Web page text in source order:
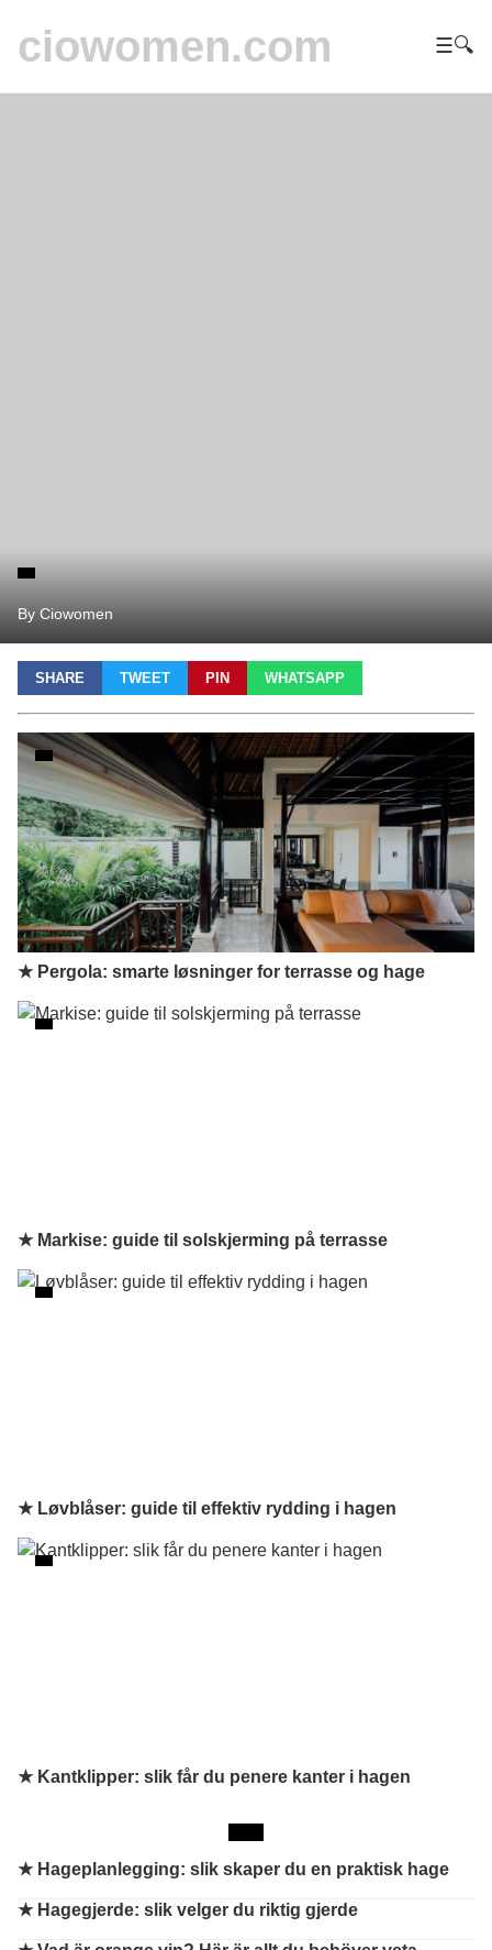
ciowomen.com ☰🔍
By Ciowomen
SHARE TWEET PIN WHATSAPP
★ Pergola: smarte løsninger for terrasse og hage
★ Markise: guide til solskjerming på terrasse
★ Løvblåser: guide til effektiv rydding i hagen
★ Kantklipper: slik får du penere kanter i hagen
★ Hageplanlegging: slik skaper du en praktisk hage
★ Hagegjerde: slik velger du riktig gjerde